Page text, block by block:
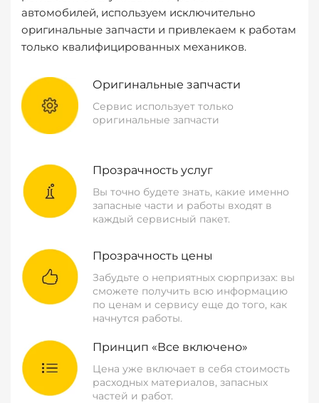
автомобилей, используем исключительно
оригинальные запчасти и привлекаем к работам
только квалифицированных механиков.
Оригинальные запчасти
Сервис использует только
оригинальные запчасти
Прозрачность услуг
Вы точно будете знать, какие именно
запасные части и работы входят в
каждый сервисный пакет.
Прозрачность цены
Забудьте о неприятных сюрпризах: вы
сможете получить всю информацию
по ценам и сервису еще до того, как
начнутся работы.
Принцип «Все включено»
Цена уже включает в себя стоимость
расходных материалов, запасных
частей и работ.